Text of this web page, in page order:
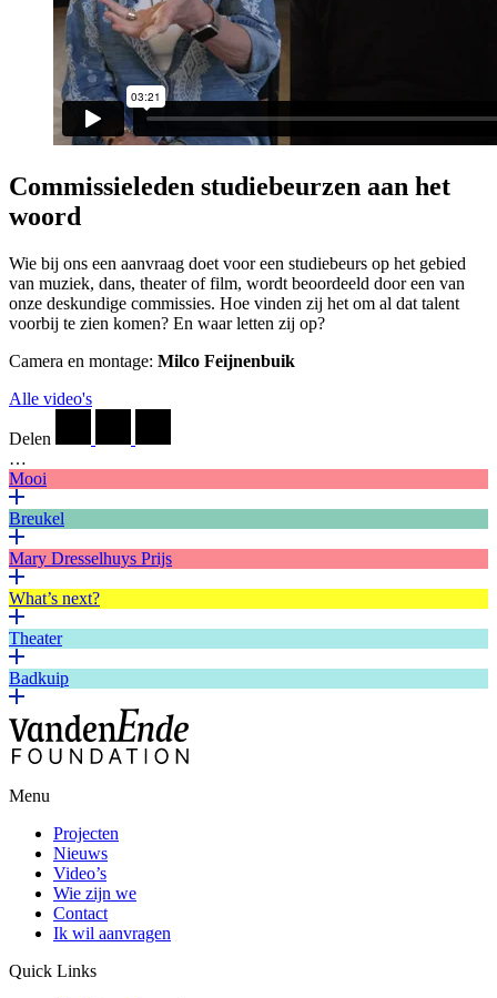
Commissie­leden studiebeurzen aan het
woord
Wie bij ons een aanvraag doet voor een studiebeurs op het gebied
van muziek, dans, theater of film, wordt beoordeeld door een van
onze deskundige commissies. Hoe vinden zij het om al dat talent
voorbij te zien komen? En waar letten zij op?
Camera en montage: Milco Feijnenbuik
Alle video's
Delen
…
Mooi
Breukel
Mary Dresselhuys Prijs
What’s next?
Theater
Badkuip
Menu
Projecten
Nieuws
Video’s
Wie zijn we
Contact
Ik wil aanvragen
Quick Links